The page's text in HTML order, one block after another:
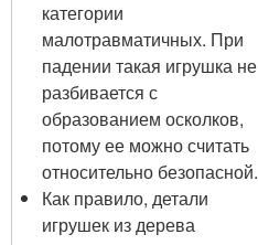
категории
малотравматичных. При
падении такая игрушка не
разбивается с
образованием осколков,
потому ее можно считать
относительно безопасной.
Как правило, детали
игрушек из дерева